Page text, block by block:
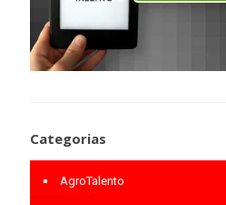
Categorias
AgroTalento